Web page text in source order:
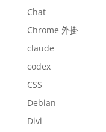
Chat
Chrome 外掛
claude
codex
CSS
Debian
Divi